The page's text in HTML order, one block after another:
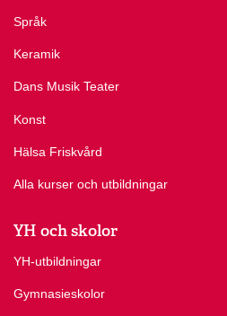
Språk
Keramik
Dans Musik Teater
Konst
Hälsa Friskvård
Alla kurser och utbildningar
YH och skolor
YH-utbildningar
Gymnasieskolor